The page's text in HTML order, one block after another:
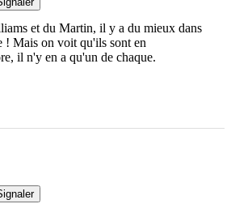
et du Martin, il y a du mieux dans
! Mais on voit qu'ils sont en
il n'y en a qu'un de chaque.